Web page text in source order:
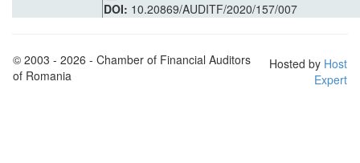
DOI: 10.20869/AUDITF/2020/157/007
© 2003 - 2026 - Chamber of Financial Auditors
of Romania
Hosted by Host
Expert